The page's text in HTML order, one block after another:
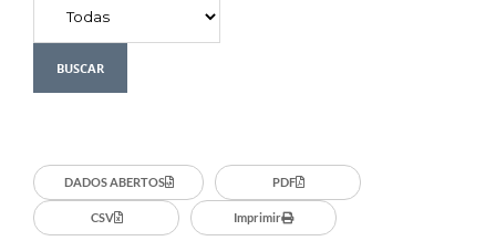
DADOS ABERTOS PDF
CSV Imprimir